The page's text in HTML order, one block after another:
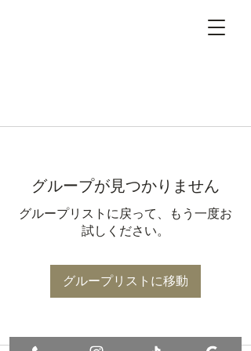
グループが見つかりません
グループリストに戻って、もう一度お
試しください。
グループリストに移動